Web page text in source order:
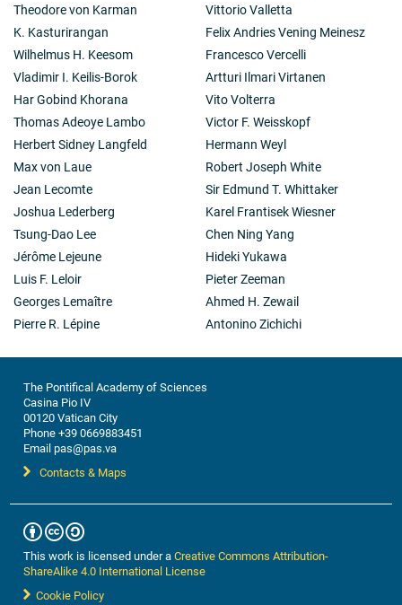
Theodore von Karman
K. Kasturirangan
Wilhelmus H. Keesom
Vladimir I. Keilis-Borok
Har Gobind Khorana
Thomas Adeoye Lambo
Herbert Sidney Langfeld
Max von Laue
Jean Lecomte
Joshua Lederberg
Tsung-Dao Lee
Jérôme Lejeune
Luis F. Leloir
Georges Lemaître
Pierre R. Lépine
Vittorio Valletta
Felix Andries Vening Meinesz
Francesco Vercelli
Artturi Ilmari Virtanen
Vito Volterra
Victor F. Weisskopf
Hermann Weyl
Robert Joseph White
Sir Edmund T. Whittaker
Karel Frantisek Wiesner
Chen Ning Yang
Hideki Yukawa
Pieter Zeeman
Ahmed H. Zewail
Antonino Zichichi
The Pontifical Academy of Sciences
Casina Pio IV
00120 Vatican City
Phone +39 0669883451
Email pas@pas.va
Contacts & Maps
This work is licensed under aCreative Commons Attribution-
ShareAlike 4.0 International License
Cookie Policy